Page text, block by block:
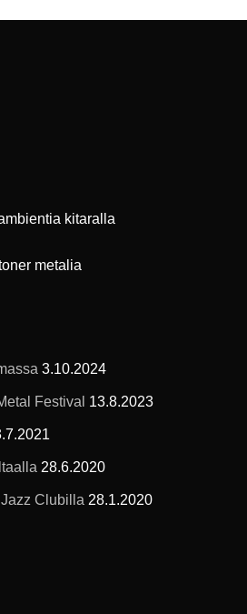
kitaralla
metalia
3.10.2024
Festival 13.8.2023
28.6.2020
Clubilla 28.1.2020